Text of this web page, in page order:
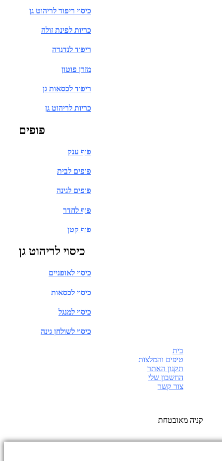
כיסוי ריפוד לריהוט גן
כריות לפינת זולה
ריפוד לנדנדה
מזרן פוטון
ריפוד לכסאות גן
כריות לריהוט גן
פופים
פוף ענק
פופים לבית
פופים לגינה
פוף לחדר
פוף קטן
כיסוי לריהוט גן
כיסוי לאופניים
כיסוי לכסאות
כיסוי למנגל
כיסוי לשולחן גינה
בית
טיפים והמלצות
תקנון האתר
החשבון שלי
צור קשר
קניה מאובטחת